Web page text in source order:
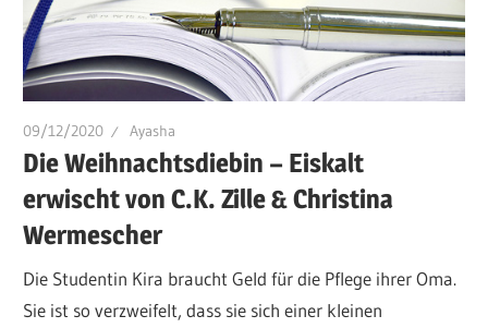
09/12/2020 Ayasha
Die Weihnachtsdiebin – Eiskalt
erwischt von C.K. Zille & Christina
Wermescher
Die Studentin Kira braucht Geld für die Pflege ihrer Oma.
Sie ist so verzweifelt, dass sie sich einer kleinen